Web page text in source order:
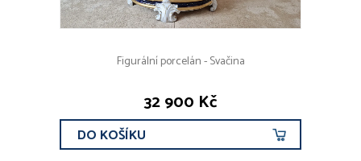
Figurální porcelán - Svačina
32 900 Kč
DO KOŠÍKU